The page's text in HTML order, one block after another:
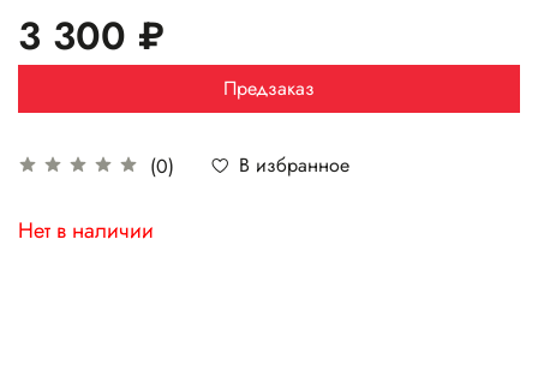
(0) В избранное
Нет в наличии
3 300 ₽
Предзаказ